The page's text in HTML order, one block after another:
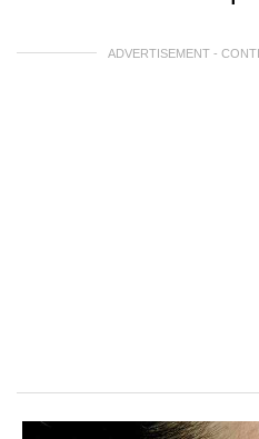
ADVERTISEMENT -